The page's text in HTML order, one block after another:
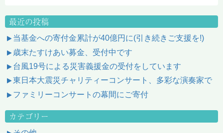
最近の投稿
当基金への寄付金累計が40億円に(引き続きご支援を!)
歳末たすけあい募金、受付中です
台風19号による災害義援金の受付をしています
東日本大震災チャリティーコンサート、多彩な演奏家で
ファミリーコンサートの幕間にご寄付
カテゴリー